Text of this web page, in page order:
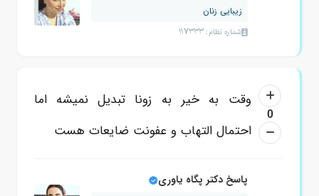
زیبایی زنان
شماره نظام: 117333
0
وقت به خیر به زونا تبدیل نمیشه اما
احتمال التهاب و عفونت ضایعات هست
پاسخ دکتر پگاه یاوری